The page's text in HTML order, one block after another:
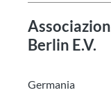
Berlin E.V.
Germania